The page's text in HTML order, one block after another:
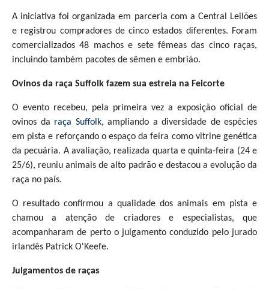
A iniciativa foi organizada em parceria com a Central Leilões
e registrou compradores de cinco estados diferentes. Foram
comercializados 48 machos e sete fêmeas das cinco raças,
incluindo também pacotes de sêmen e embrião.
Ovinos da raça Suffolk fazem sua estreia na Feicorte
O evento recebeu, pela primeira vez a exposição oficial de
ovinos da raça Suffolk, ampliando a diversidade de espécies
em pista e reforçando o espaço da feira como vitrine genética
da pecuária. A avaliação, realizada quarta e quinta-feira (24 e
25/6), reuniu animais de alto padrão e destacou a evolução da
raça no país.
O resultado confirmou a qualidade dos animais em pista e
chamou a atenção de criadores e especialistas, que
acompanharam de perto o julgamento conduzido pelo jurado
irlandês Patrick O'Keefe.
Julgamentos de raças